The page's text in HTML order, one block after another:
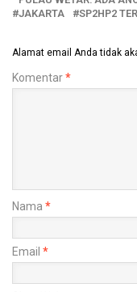
JAKARTA
SP2HP2
Alamat email Anda tidak
Komentar*
Nama *
Email *